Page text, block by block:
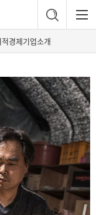
경제기업소개